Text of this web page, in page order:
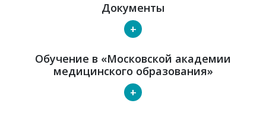
Документы
+
Обучение в «Московской академии
медицинского образования»
+